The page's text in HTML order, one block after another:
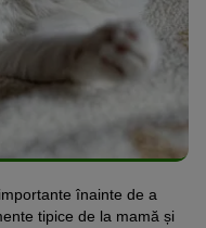
înainte de a
tipice de la mamă și